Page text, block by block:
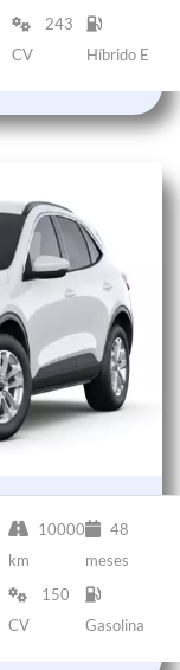
243
CV
Híbrido E
10000
km
48
meses
150
CV
Gasolina